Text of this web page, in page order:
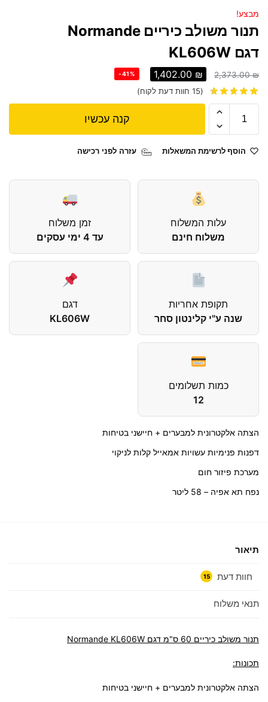
מבצע!
תנור משולב כיריים Normande
דגם KL606W
2,373.00₪
1,402.00 ₪
-41%
(
15 חוות דעת לקוח)
קנה עכשיו
הוסף לרשימת המשאלות עזרה לפני רכישה
עלות המשלוח
משלוח חינם
זמן משלוח
עד 4 ימי עסקים
תקופת אחריות
שנה ע"י קלינטון סחר
דגם
KL606W
כמות תשלומים
12
הצתה אלקטרונית למבערים + חיישני בטיחות
דפנות פנימיות עשויות אמאייל קלות לניקוי
מערכת פיזור חום
נפח תא אפיה – 58 ליטר
תיאור
חוות דעת 15
תנאי משלוח
תנור משולב כיריים 60 ס"מ דגם Normande KL606W
תכונות:
הצתה אלקטרונית למבערים + חיישני בטיחות